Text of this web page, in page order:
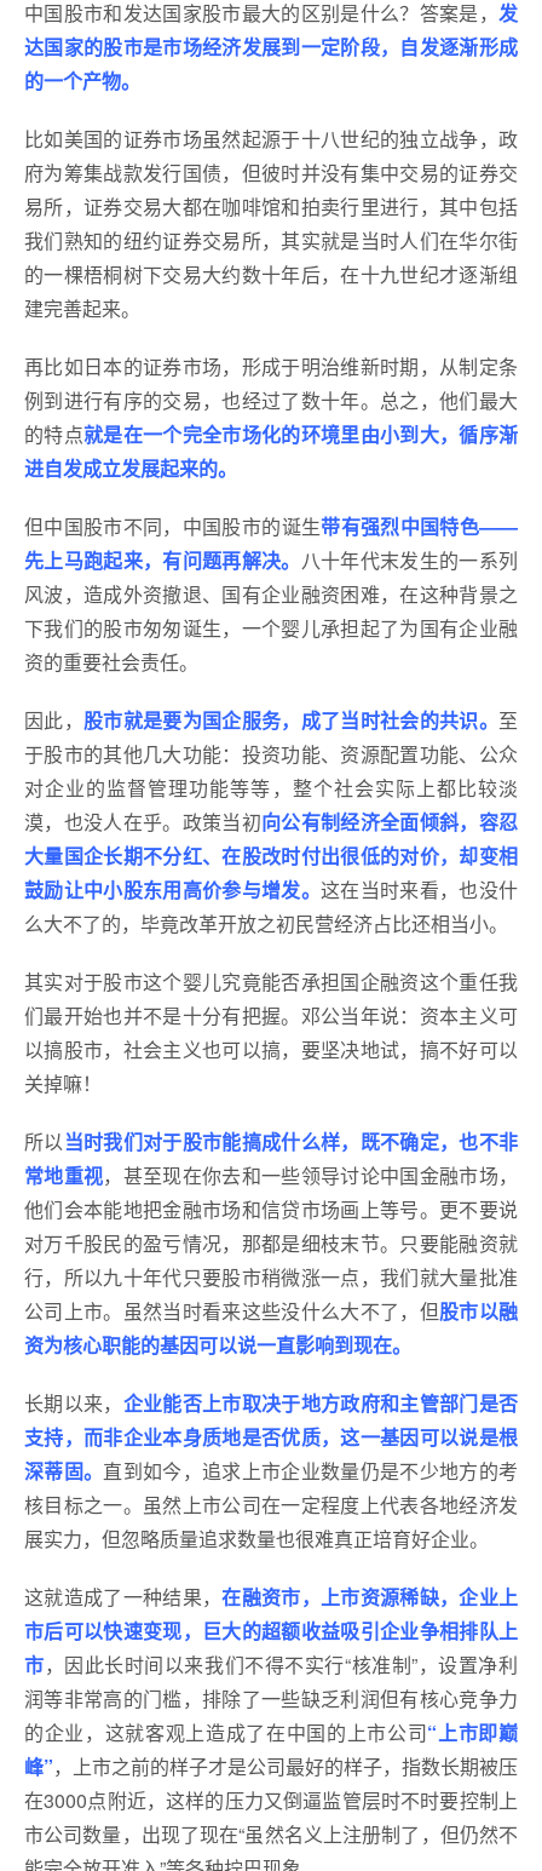
中国股市和发达国家股市最大的区别是什么？答案是， 发
达国家的股市是市场经济发展到一定阶段，自发逐渐形成
的一个产物。
比如美国的证券市场虽然起源于十八世纪的独立战争，政
府为筹集战款发行国债，但彼时并没有集中交易的证券交
易所，证券交易大都在咖啡馆和拍卖行里进行，其中包括
我们熟知的纽约证券交易所，其实就是当时人们在华尔街
的一棵梧桐树下交易大约数十年后，在十九世纪才逐渐组
建完善起来。
再比如日本的证券市场，形成于明治维新时期，从制定条
例到进行有序的交易，也经过了数十年。总之，他们最大
的特点就是在一个完全市场化的环境里由小到大，循序渐
进自发成立发展起来的。
但中国股市不同，中国股市的诞生带有强烈中国特色——
先上马跑起来，有问题再解决。 八十年代末发生的一系列
风波，造成外资撤退、国有企业融资困难，在这种背景之
下我们的股市匆匆诞生，一个婴儿承担起了为国有企业融
资的重要社会责任。
因此， 股市就是要为国企服务，成了当时社会的共识。 至
于股市的其他几大功能：投资功能、资源配置功能、公众
对企业的监督管理功能等等，整个社会实际上都比较淡
漠，也没人在乎。政策当初向公有制经济全面倾斜，容忍
大量国企长期不分红、在股改时付出很低的对价，却变相
鼓励让中小股东用高价参与增发。 这在当时来看，也没什
么大不了的，毕竟改革开放之初民营经济占比还相当小。
其实对于股市这个婴儿究竟能否承担国企融资这个重任我
们最开始也并不是十分有把握。邓公当年说：资本主义可
以搞股市，社会主义也可以搞，要坚决地试，搞不好可以
关掉嘛！
所以 当时我们对于股市能搞成什么样，既不确定，也不非
常地重视，甚至现在你去和一些领导讨论中国金融市场，
他们会本能地把金融市场和信贷市场画上等号。更不要说
对万千股民的盈亏情况，那都是细枝末节。只要能融资就
行，所以九十年代只要股市稍微涨一点，我们就大量批准
公司上市。虽然当时看来这些没什么大不了，但股市以融
资为核心职能的基因可以说一直影响到现在。
长期以来， 企业能否上市取决于地方政府和主管部门是否
支持，而非企业本身质地是否优质，这一基因可以说是根
深蒂固。 直到如今，追求上市企业数量仍是不少地方的考
核目标之一。虽然上市公司在一定程度上代表各地经济发
展实力，但忽略质量追求数量也很难真正培育好企业。
这就造成了一种结果，在融资市，上市资源稀缺，企业上
市后可以快速变现，巨大的超额收益吸引企业争相排队上
市，因此长时间以来我们不得不实行“核准制”，设置净利
润等非常高的门槛，排除了一些缺乏利润但有核心竞争力
的企业，这就客观上造成了在中国的上市公司“上市即巅
峰”，上市之前的样子才是公司最好的样子，指数长期被压
在3000点附近，这样的压力又倒逼监管层时不时要控制上
市公司数量，出现了现在“虽然名义上注册制了，但仍然不